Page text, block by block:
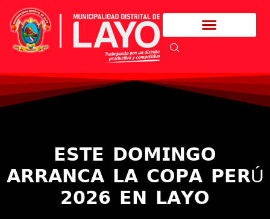
𝗘𝗦𝗧𝗘 𝗗𝗢𝗠𝗜𝗡𝗚𝗢
𝗔𝗥𝗥𝗔𝗡𝗖𝗔 𝗟𝗔 𝗖𝗢𝗣𝗔 𝗣𝗘𝗥Ú
𝟮𝟬𝟮𝟲 𝗘𝗡 𝗟𝗔𝗬𝗢